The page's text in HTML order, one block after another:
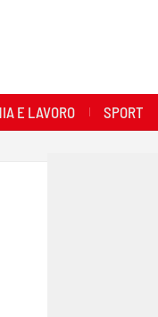
E LAVORO SPORT